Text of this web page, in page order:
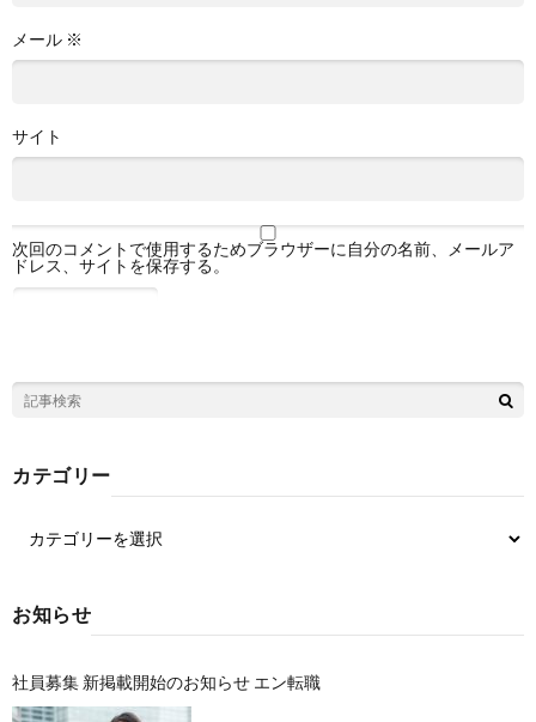
メール ※
サイト
次回のコメントで使用するためブラウザーに自分の名前、メールア
ドレス、サイトを保存する。
カテゴリー
お知らせ
社員募集 新掲載開始のお知らせ エン転職